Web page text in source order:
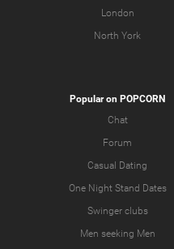
London
North York
Popular on POPCORN
Chat
Forum
Casual Dating
One Night Stand Dates
Swinger clubs
Men seeking Men